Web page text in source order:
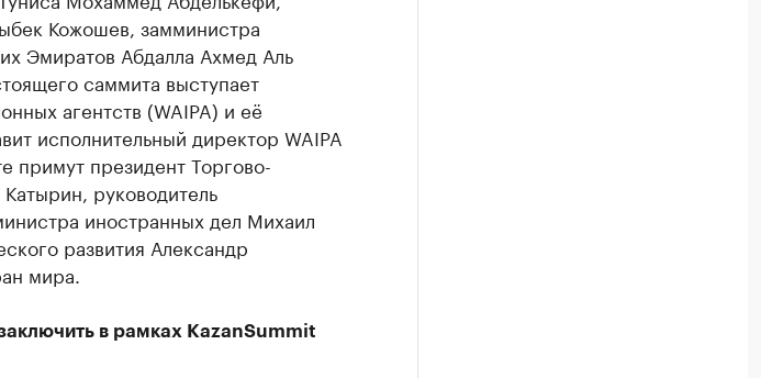
Кожошев, замминистра
Эмиратов Абдалла Ахмед Аль
саммита выступает
агентств (WAIPA) и её
исполнительный директор WAIPA
примут президент Торгово-
руководитель
иностранных дел Михаил
развития Александр
мира.
в рамках KazanSummit